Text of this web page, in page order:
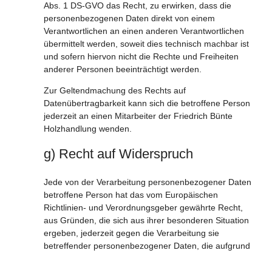
Abs. 1 DS-GVO das Recht, zu erwirken, dass die
personenbezogenen Daten direkt von einem
Verantwortlichen an einen anderen Verantwortlichen
übermittelt werden, soweit dies technisch machbar ist
und sofern hiervon nicht die Rechte und Freiheiten
anderer Personen beeinträchtigt werden.
Zur Geltendmachung des Rechts auf
Datenübertragbarkeit kann sich die betroffene Person
jederzeit an einen Mitarbeiter der Friedrich Bünte
Holzhandlung wenden.
g) Recht auf Widerspruch
Jede von der Verarbeitung personenbezogener Daten
betroffene Person hat das vom Europäischen
Richtlinien- und Verordnungsgeber gewährte Recht,
aus Gründen, die sich aus ihrer besonderen Situation
ergeben, jederzeit gegen die Verarbeitung sie
betreffender personenbezogener Daten, die aufgrund